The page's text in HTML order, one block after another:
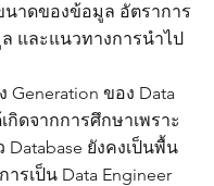
าดของข้อมูล อัตราการ
และแนวทางการนำไป
Generation ของ Data
กิดจากการศึกษาเพราะ
ยังคงเป็นพื้น
รเป็น Data Engineer